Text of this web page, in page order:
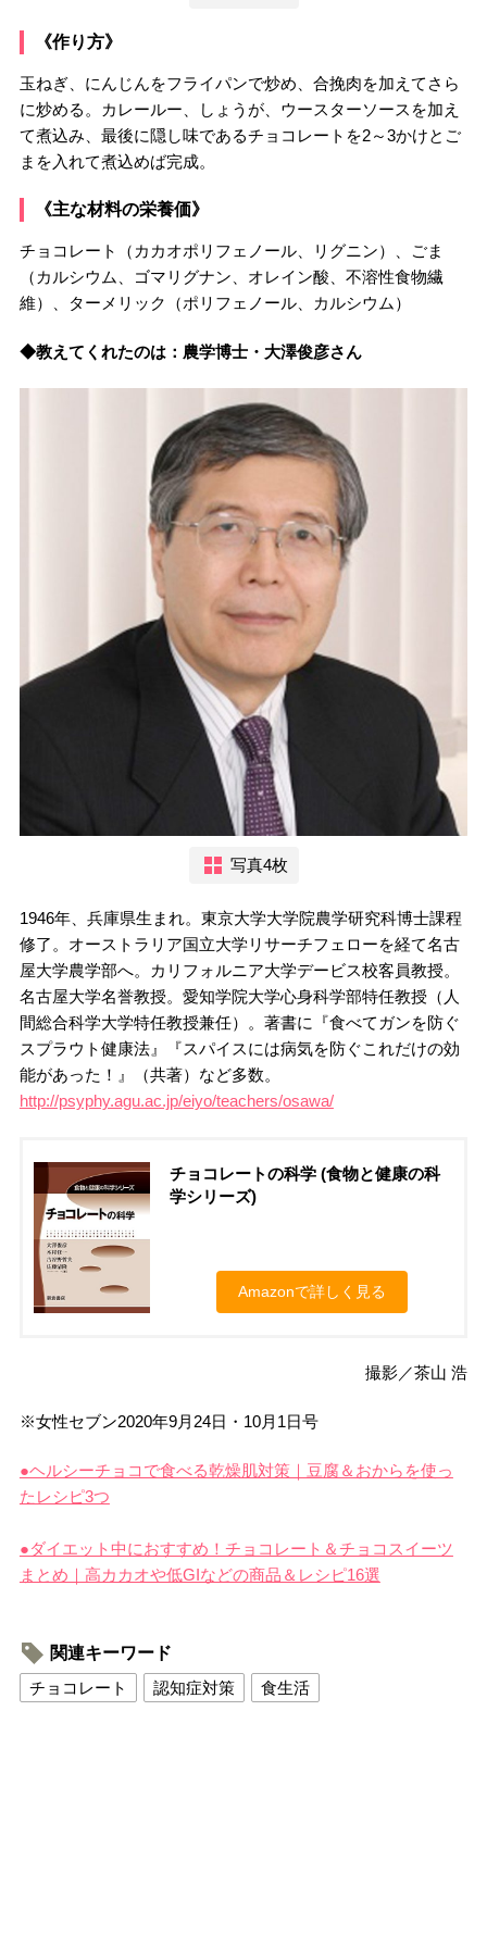
《作り方》
玉ねぎ、にんじんをフライパンで炒め、合挽肉を加えてさら
に炒める。カレールー、しょうが、ウースターソースを加え
て煮込み、最後に隠し味であるチョコレートを2～3かけとご
まを入れて煮込めば完成。
《主な材料の栄養価》
チョコレート（カカオポリフェノール、リグニン）、ごま
（カルシウム、ゴマリグナン、オレイン酸、不溶性食物繊
維）、ターメリック（ポリフェノール、カルシウム）
◆教えてくれたのは：農学博士・大澤俊彦さん
写真4枚
1946年、兵庫県生まれ。東京大学大学院農学研究科博士課程
修了。オーストラリア国立大学リサーチフェローを経て名古
屋大学農学部へ。カリフォルニア大学デービス校客員教授。
名古屋大学名誉教授。愛知学院大学心身科学部特任教授（人
間総合科学大学特任教授兼任）。著書に『食べてガンを防ぐ
スプラウト健康法』『スパイスには病気を防ぐこれだけの効
能があった！』（共著）など多数。
http://psyphy.agu.ac.jp/eiyo/teachers/osawa/
チョコレートの科学 (食物と健康の科
学シリーズ)
Amazonで詳しく見る
撮影／茶山 浩
※女性セブン2020年9月24日・10月1日号
●ヘルシーチョコで食べる乾燥肌対策｜豆腐＆おからを使っ
たレシピ3つ
●ダイエット中におすすめ！チョコレート＆チョコスイーツ
まとめ｜高カカオや低GIなどの商品＆レシピ16選
関連キーワード
チョコレート
認知症対策 食生活